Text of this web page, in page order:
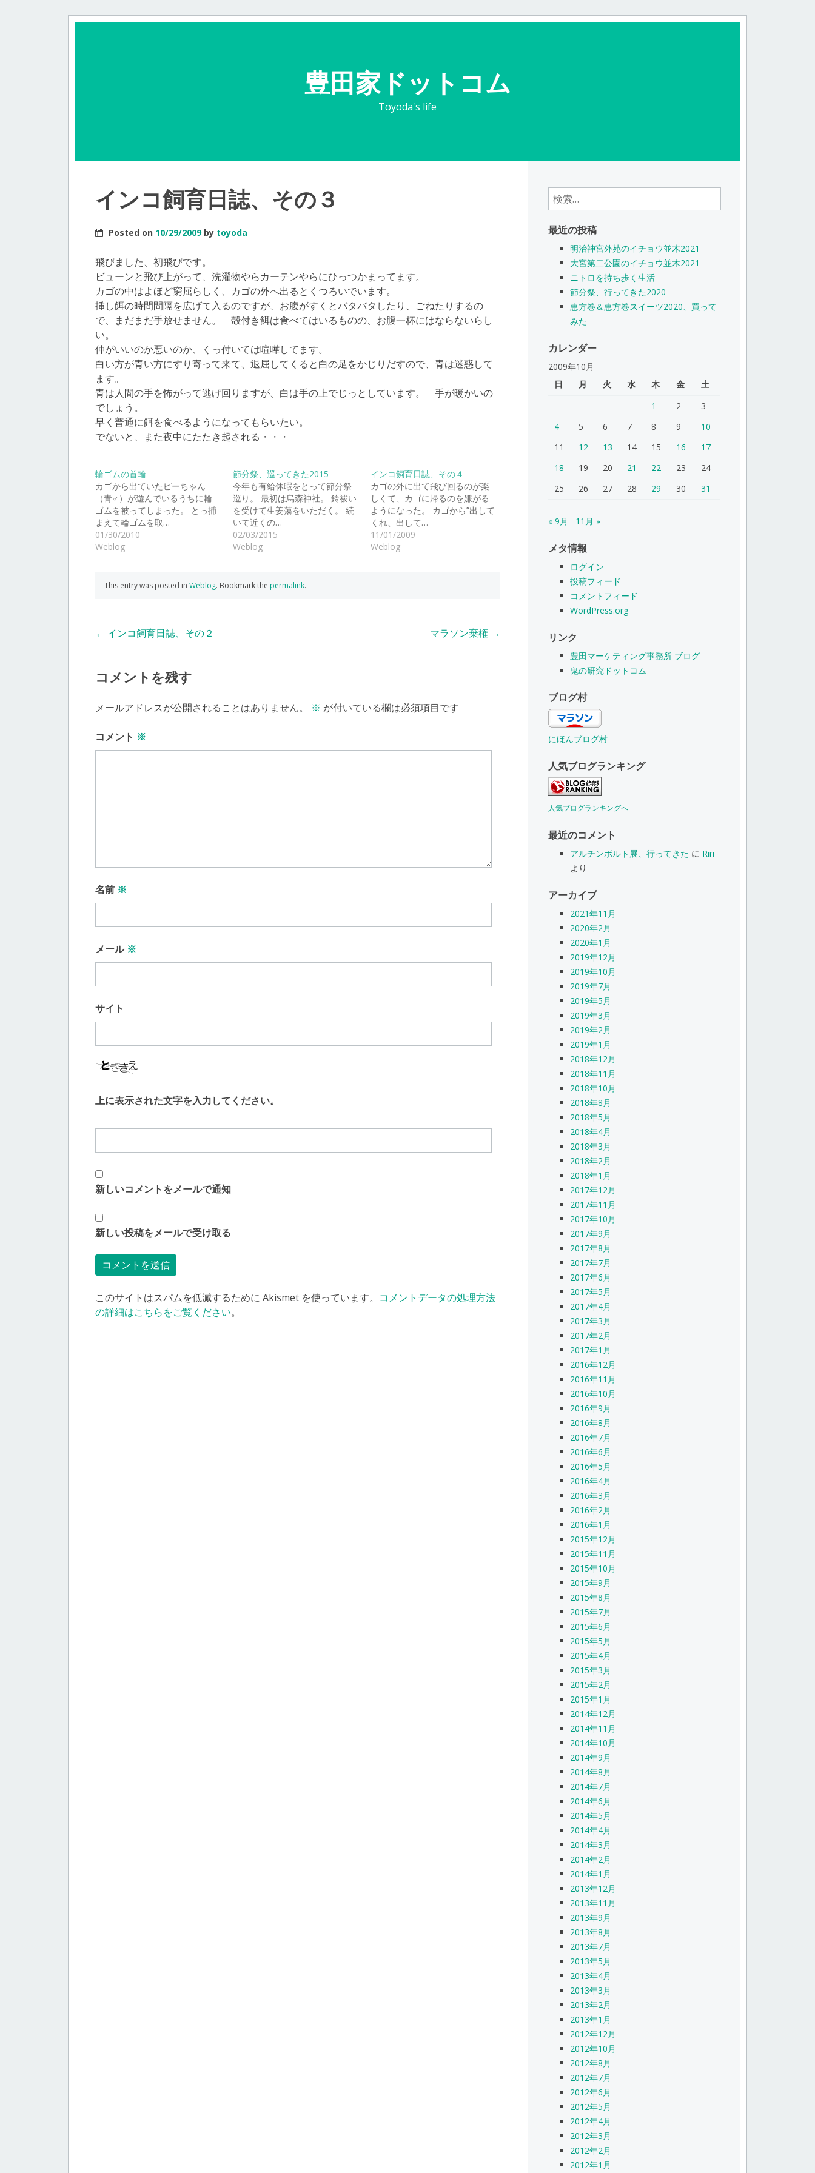
豊田家ドットコム
Toyoda's life
インコ飼育日誌、その３
Posted on 10/29/2009by toyoda
飛びました、初飛びです。
ビューンと飛び上がって、洗濯物やらカーテンやらにひっつかまってます。
カゴの中はよほど窮屈らしく、カゴの外へ出るとくつろいでいます。
挿し餌の時間間隔を広げて入るのですが、お腹がすくとバタバタしたり、ごねたりするの
で、まだまだ手放せません。 殻付き餌は食べてはいるものの、お腹一杯にはならないらし
い。
仲がいいのか悪いのか、くっ付いては喧嘩してます。
白い方が青い方にすり寄って来て、退屈してくると白の足をかじりだすので、青は迷惑して
ます。
青は人間の手を怖がって逃げ回りますが、白は手の上でじっとしています。 手が暖かいの
でしょう。
早く普通に餌を食べるようになってもらいたい。
でないと、また夜中にたたき起される・・・
輪ゴムの首輪
カゴから出ていたピーちゃん
（青♂）が遊んでいるうちに輪
ゴムを被ってしまった。 とっ捕
まえて輪ゴムを取…
01/30/2010
Weblog
節分祭、巡ってきた2015
今年も有給休暇をとって節分祭
巡り。 最初は烏森神社。 鈴祓い
を受けて生姜蕩をいただく。 続
いて近くの…
02/03/2015
Weblog
インコ飼育日誌、その４
カゴの外に出て飛び回るのが楽
しくて、カゴに帰るのを嫌がる
ようになった。 カゴから”出して
くれ、出して…
11/01/2009
Weblog
This entry was posted in Weblog. Bookmark the permalink.
Post
← インコ飼育日誌、その２ マラソン棄権 →
コメントを残す
メールアドレスが公開されることはありません。 ※ が付いている欄は必須項目です
コメント ※
名前 ※
メール ※
サイト
上に表示された文字を入力してください。
新しいコメントをメールで通知
新しい投稿をメールで受け取る
このサイトはスパムを低減するために Akismet を使っています。 コメントデータの処理方法
の詳細はこちらをご覧ください。
検
索:
最近の投稿
明治神宮外苑のイチョウ並木2021
大宮第二公園のイチョウ並木2021
ニトロを持ち歩く生活
節分祭、行ってきた2020
恵方巻＆恵方巻スイーツ2020、買って
みた
カレンダー
2009年10月
日
月 火 水 木 金
土
1
2
3
4
5 6 7 8 9
10
11
12 13 14 15 16
17
18
19 20 21 22 23
24
25
26 27 28 29 30 31
« 9月 11月 »
メタ情報
ログイン
投稿フィード
コメントフィード
WordPress.org
リンク
豊田マーケティング事務所 ブログ
鬼の研究ドットコム
ブログ村
にほんブログ村
人気ブログランキング
人気ブログランキングへ
最近のコメント
アルチンボルト展、行ってきた に Riri
より
アーカイブ
2021年11月
2020年2月
2020年1月
2019年12月
2019年10月
2019年7月
2019年5月
2019年3月
2019年2月
2019年1月
2018年12月
2018年11月
2018年10月
2018年8月
2018年5月
2018年4月
2018年3月
2018年2月
2018年1月
2017年12月
2017年11月
2017年10月
2017年9月
2017年8月
2017年7月
2017年6月
2017年5月
2017年4月
2017年3月
2017年2月
2017年1月
2016年12月
2016年11月
2016年10月
2016年9月
2016年8月
2016年7月
2016年6月
2016年5月
2016年4月
2016年3月
2016年2月
2016年1月
2015年12月
2015年11月
2015年10月
2015年9月
2015年8月
2015年7月
2015年6月
2015年5月
2015年4月
2015年3月
2015年2月
2015年1月
2014年12月
2014年11月
2014年10月
2014年9月
2014年8月
2014年7月
2014年6月
2014年5月
2014年4月
2014年3月
2014年2月
2014年1月
2013年12月
2013年11月
2013年9月
2013年8月
2013年7月
2013年5月
2013年4月
2013年3月
2013年2月
2013年1月
2012年12月
2012年10月
2012年8月
2012年7月
2012年6月
2012年5月
2012年4月
2012年3月
2012年2月
2012年1月